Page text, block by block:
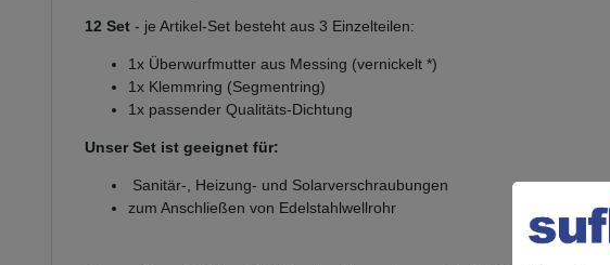
12 Set - je Artikel-Set besteht aus 3 Einzelteilen:
1x Überwurfmutter aus Messing (vernickelt *)
1x Klemmring (Segmentring)
1x passender Qualitäts-Dichtung
Unser Set ist geeignet für:
Sanitär-, Heizung- und Solarverschraubungen
zum Anschließen von Edelstahlwellrohr